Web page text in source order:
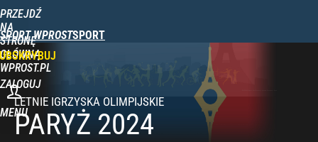
PRZEJDŹ
NA
STRONĘ
GŁÓWNĄ
WPROST.PL
SPORT WPROST
ZALOGUJ
MENUPARYŻ 2024